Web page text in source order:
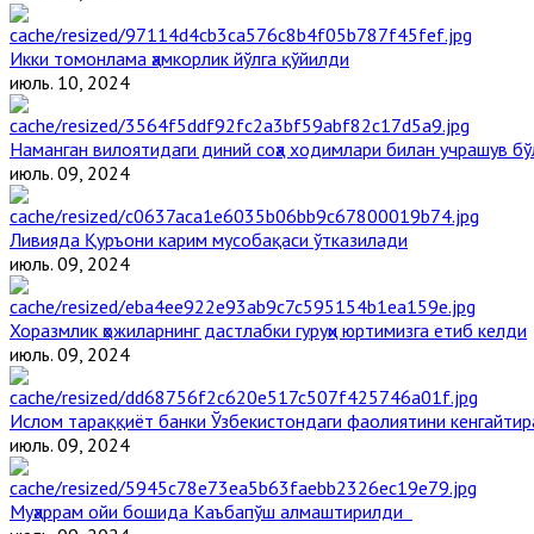
Икки томонлама ҳамкорлик йўлга қўйилди
июль. 10, 2024
Наманган вилоятидаги диний соҳа ходимлари билан учрашув
июль. 09, 2024
Ливияда Қуръони карим мусобақаси ўтказилади
июль. 09, 2024
Хоразмлик ҳожиларнинг дастлабки гуруҳи юртимизга етиб келди
июль. 09, 2024
Ислом тараққиёт банки Ўзбекистондаги фаолиятини
июль. 09, 2024
Муҳаррам ойи бошида Каъбапўш алмаштирилди